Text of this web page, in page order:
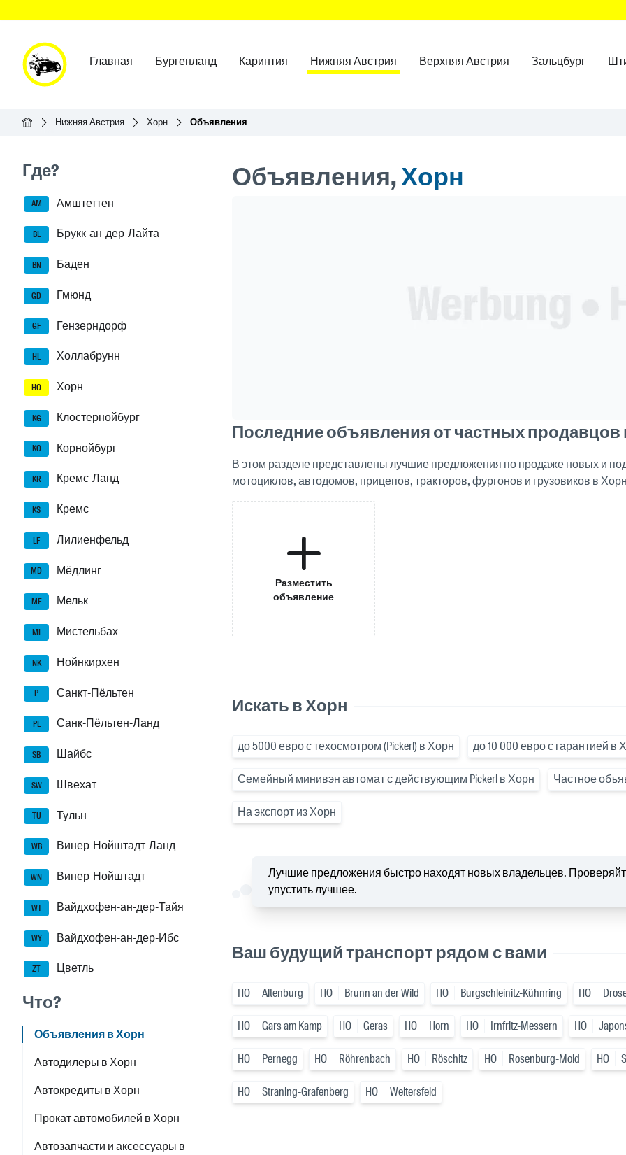
Главная Бургенланд Каринтия Нижняя Австрия Верхняя Австрия Зальцбург
ГлавнаяНижняя Австрия Хорн Объявления
Seitenleisten-Navigation
Где?
AM Амштеттен
BL Брукк-ан-дер-Лайта
BN Баден
GD Гмюнд
GF Гензерндорф
HL Холлабрунн
HO Хорн
KG Клостернойбург
KO Корнойбург
KR Кремс-Ланд
KS Кремс
LF Лилиенфельд
MD Мёдлинг
ME Мельк
MI Мистельбах
NK Нойнкирхен
P Санкт-Пёльтен
PL Санк-Пёльтен-Ланд
SB Шайбс
SW Швехат
TU Тульн
WB Винер-Нойштадт-Ланд
WN Винер-Нойштадт
WT Вайдхофен-ан-дер-Тайя
WY Вайдхофен-ан-дер-Ибс
ZT Цветль
Что?
Объявления в Хорн
Автодилеры в Хорн
Автокредиты в Хорн
Прокат автомобилей в Хорн
Автозапчасти и аксессуары в
Объявления,Хорн
Последние объявления от частных продавцов
В этом разделе представлены лучшие предложения по продаже новых и
мотоциклов, автодомов, прицепов, тракторов, фургонов и грузовиков в
Разместить
объявление
Искать в Хорн
до 5000 евро с техосмотром (Pickerl) в Хорн до 10 000 евро с гарантией в
Семейный минивэн автомат с действующим Pickerl в Хорн Частное
На экспорт из Хорн
Лучшие предложения быстро находят новых владельцев.
упустить лучшее.
Ваш будущий транспорт рядом с вами
HO Altenburg HO Brunn an der Wild HO Burgschleinitz-Kühnring HO
HO Gars am Kamp HO Geras HO Horn HO Irnfritz-Messern HO
HO Pernegg HO Röhrenbach HO Röschitz HO Rosenburg-Mold HO
HO Straning-Grafenberg HO Weitersfeld